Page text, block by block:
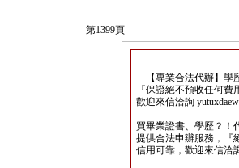
第1399頁
【專業合法代辦】學
『保證絕不預收任何
歡迎來信洽詢
買畢業證書、學歷？！
提供合法申辦服務，『
信用可靠，歡迎來信洽